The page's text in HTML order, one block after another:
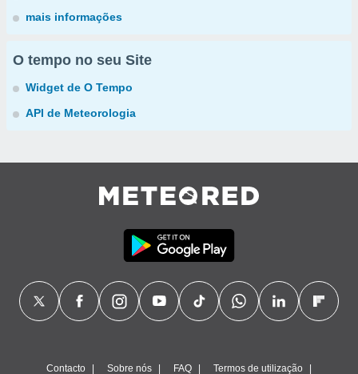
mais informações
O tempo no seu Site
Widget de O Tempo
API de Meteorologia
Contacto Sobre nós FAQ Termos de utilização